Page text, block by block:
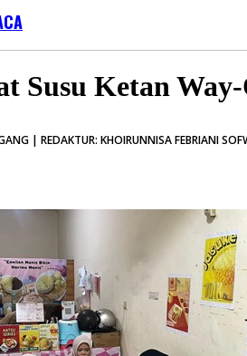
Susu Ketan
| REDAKTUR: KHOIRUNNISA FEBRIANI